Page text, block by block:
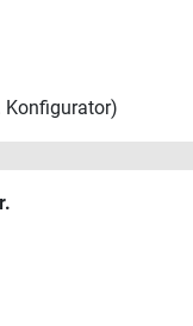
Konfigurator)